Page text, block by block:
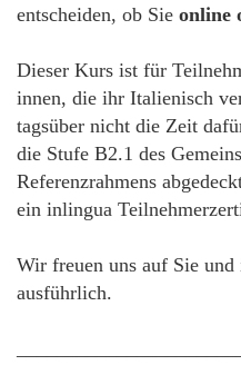
entscheiden, ob Sie online
Dieser Kurs ist für
innen, die ihr Italienisch
tagsüber nicht die Zeit
die Stufe B2.1 des
Referenzrahmens
ein inlingua
Wir freuen uns auf Sie
ausführlich.